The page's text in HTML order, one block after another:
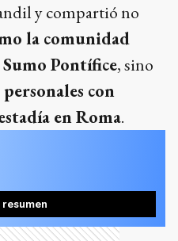
y compartió no
la comunidad
Pontífice, sino
con
en Roma.
resumen